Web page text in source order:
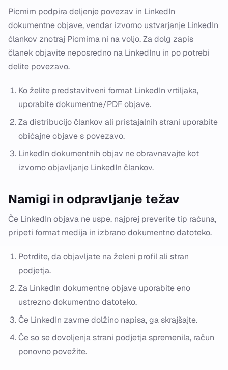
Picmim podpira deljenje povezav in LinkedIn
dokumentne objave, vendar izvorno ustvarjanje LinkedIn
člankov znotraj Picmima ni na voljo. Za dolg zapis
članek objavite neposredno na LinkedInu in po potrebi
delite povezavo.
Ko želite predstavitveni format LinkedIn vrtiljaka,
uporabite dokumentne/PDF objave.
Za distribucijo člankov ali pristajalnih strani uporabite
običajne objave s povezavo.
LinkedIn dokumentnih objav ne obravnavajte kot
izvorno objavljanje LinkedIn člankov.
Namigi in odpravljanje težav
Če LinkedIn objava ne uspe, najprej preverite tip računa,
pripeti format medija in izbrano dokumentno datoteko.
Potrdite, da objavljate na želeni profil ali stran
podjetja.
Za LinkedIn dokumentne objave uporabite eno
ustrezno dokumentno datoteko.
Če LinkedIn zavrne dolžino napisa, ga skrajšajte.
Če so se dovoljenja strani podjetja spremenila, račun
ponovno povežite.